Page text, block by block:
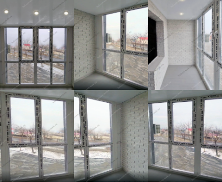
то, что нравится — просто скажите, мы сделаем так же.